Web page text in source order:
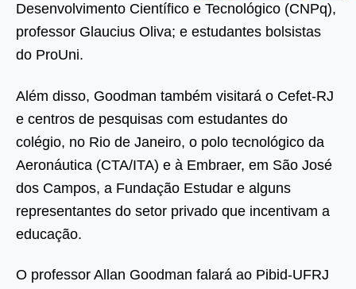
Desenvolvimento Científico e Tecnológico (CNPq),
professor Glaucius Oliva; e estudantes bolsistas
do ProUni.
Além disso, Goodman também visitará o Cefet-RJ
e centros de pesquisas com estudantes do
colégio, no Rio de Janeiro, o polo tecnológico da
Aeronáutica (CTA/ITA) e à Embraer, em São José
dos Campos, a Fundação Estudar e alguns
representantes do setor privado que incentivam a
educação.
O professor Allan Goodman falará ao Pibid-UFRJ